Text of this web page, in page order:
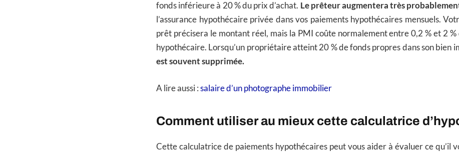
fonds inférieure à 20 % du prix d’achat. Le prêteur augmentera très
l’assurance hypothécaire privée dans vos paiements hypothécaires mensuels.
prêt précisera le montant réel, mais la PMI coûte normalement entre 0,2 % et 2 %
hypothécaire. Lorsqu’un propriétaire atteint 20 % de fonds propres dans son bien
est souvent supprimée.
A lire aussi : salaire d’un photographe immobilier
Comment utiliser au mieux cette calculatrice
Cette calculatrice de paiements hypothécaires peut vous aider à évaluer ce qu’il